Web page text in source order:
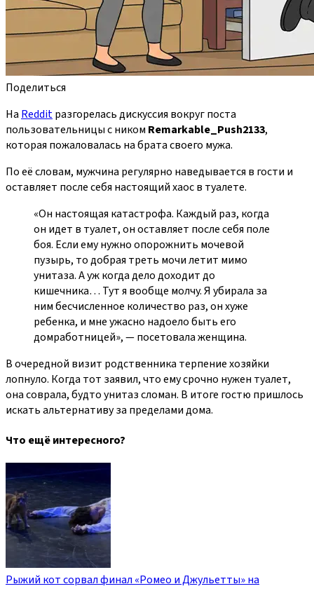
Поделиться
На Redditразгорелась дискуссия вокруг поста
пользовательницы с ником Remarkable_Push2133,
которая пожаловалась на брата своего мужа.
По её словам, мужчина регулярно наведывается в гости и
оставляет после себя настоящий хаос в туалете.
«Он настоящая катастрофа. Каждый раз, когда
он идет в туалет, он оставляет после себя поле
боя. Если ему нужно опорожнить мочевой
пузырь, то добрая треть мочи летит мимо
унитаза. А уж когда дело доходит до
кишечника… Тут я вообще молчу. Я убирала за
ним бесчисленное количество раз, он хуже
ребенка, и мне ужасно надоело быть его
домработницей», — посетовала женщина.
В очередной визит родственника терпение хозяйки
лопнуло. Когда тот заявил, что ему срочно нужен туалет,
она соврала, будто унитаз сломан. В итоге гостю пришлось
искать альтернативу за пределами дома.
Что ещё интересного?
Рыжий кот сорвал финал «Ромео и Джульетты» на